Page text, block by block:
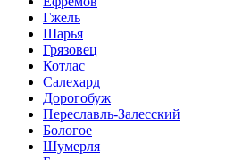
Гжель
Шарья
Грязовец
Котлас
Салехард
Дорогобуж
Переславль-Залесский
Бологое
Шумерля